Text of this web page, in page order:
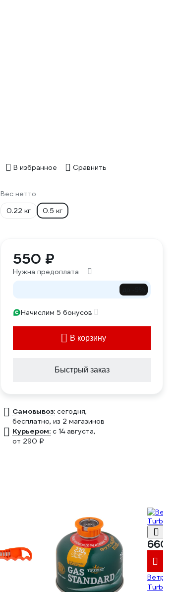
В избранное Сравнить
Вес нетто
0.22 кг
0.5 кг
550 ₽
Нужна предоплата
Начислим 5 бонусов
В корзину
Быстрый заказ
Самовывоз: сегодня,
бесплатно, из 2 магазинов
Курьером: c 14 августа,
от 290 ₽
660 ₽
Turbojet